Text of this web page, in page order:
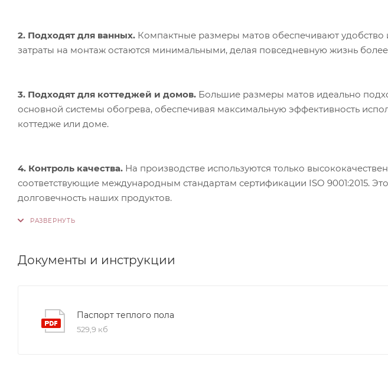
2. Подходят для ванных. Компактные размеры матов обеспечивают
затраты на монтаж остаются минимальными, делая повседневную жизнь
3. Подходят для коттеджей и домов. Большие размеры матов идеально
основной системы обогрева, обеспечивая максимальную эффективность
коттедже или доме.
4. Контроль качества. На производстве используются только
соответствующие международным стандартам сертификации ISO 9001:2015.
долговечность наших продуктов.
Документы и инструкции
Паспорт теплого пола
529,9 кб